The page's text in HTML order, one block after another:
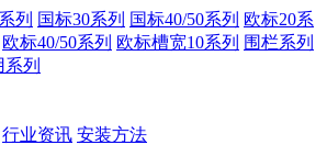
列 国标30系列 国标40/50系列 欧标20系
欧标40/50系列 欧标槽宽10系列 围栏系列
列
行业资讯 安装方法